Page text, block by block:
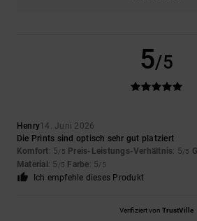
5/5
Henry14. Juni 2026
Die Prints sind optisch sehr gut platziert
Komfort: 5/5 Preis-Leistungs-Verhältnis: 5/5
Material : 5 /5 Farbe: 5/5
Ich empfehle dieses Produkt
Verifiziert von TrustVille